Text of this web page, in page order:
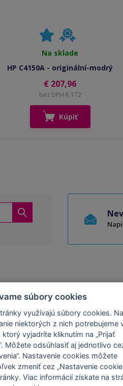
Na sklade
HP C4150A - originální-modrý
€ 207,96
bez DPH € 172
Kúpiť
kazety
súbory cookies
využívajú súbory cookies. Na
niektorých z nich potrebujeme
ktorý vyjadríte kliknutím na „Prijať
Môžete odsúhlasiť aj jednotlivo
Nastavenie cookies môžete
zmeniť cez „Nastavenie
Viac informácií získate na